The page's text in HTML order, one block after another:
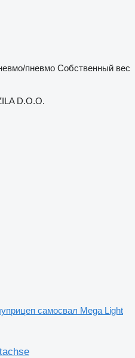
пневмо Собственный вес
D.O.O.
самосвал Mega Light